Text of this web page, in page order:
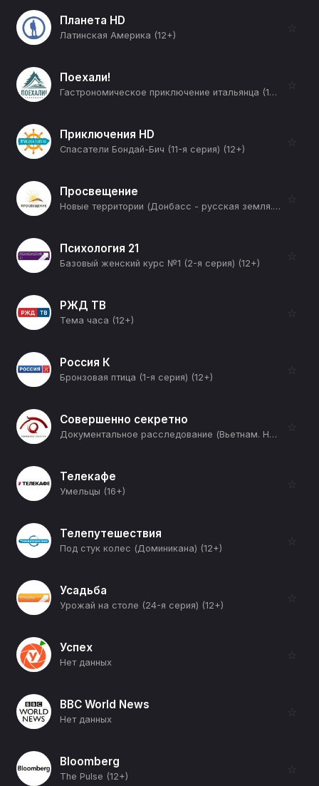
Планета HD
Латинская Америка (12+)
☆
Поехали!
Гастрономическое приключение итальянца (12+)
☆
Приключения HD
Спасатели Бондай-Бич (11-я серия) (12+)
☆
Просвещение
Новые территории (Донбасс - русская земля. От пограничья до Новороссии) (12+)
☆
Психология 21
Базовый женский курс №1 (2-я серия) (12+)
☆
РЖД ТВ
Тема часа (12+)
☆
Россия К
Бронзовая птица (1-я серия) (12+)
☆
Совершенно секретно
Документальное расследование (Вьетнам. Неизвестная война) (12+)
☆
Телекафе
Умельцы (16+)
☆
Телепутешествия
Под стук колес (Доминикана) (12+)
☆
Усадьба
Урожай на столе (24-я серия) (12+)
☆
Успех
Нет данных
☆
BBC World News
Нет данных
☆
Bloomberg
The Pulse (12+)
☆